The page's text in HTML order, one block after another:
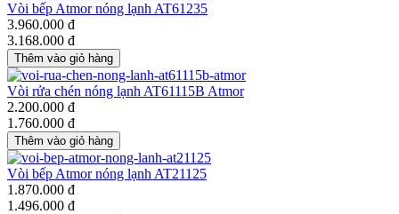
Vòi bếp Atmor nóng lạnh AT61235
3.960.000 đ
3.168.000 đ
Vòi rửa chén nóng lạnh AT61115B Atmor
2.200.000 đ
1.760.000 đ
Vòi bếp Atmor nóng lạnh AT21125
1.870.000 đ
1.496.000 đ